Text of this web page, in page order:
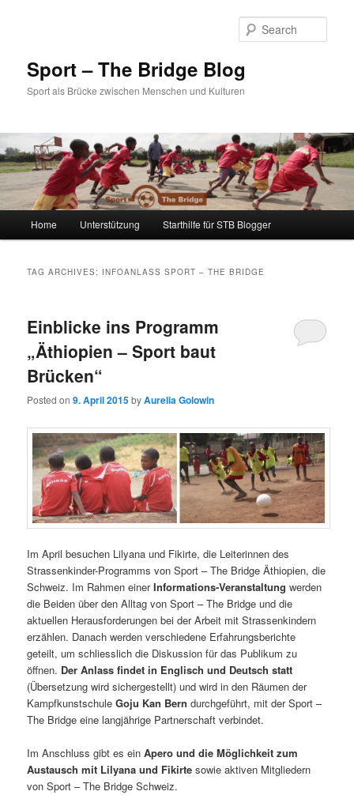
Sport – The Bridge Blog
Sport als Brücke zwischen Menschen und Kulturen
Skip to primary content
Skip to secondary content
Home Unterstützung Starthilfe für STB Blogger
TAG ARCHIVES: INFOANLASS SPORT – THE BRIDGE
Einblicke ins Programm
„Äthiopien – Sport baut
Brücken“
Posted on9. April 2015byAurelia Golowin
Im April besuchen Lilyana und Fikirte, die Leiterinnen des
Strassenkinder-Programms von Sport – The Bridge Äthiopien, die
Schweiz. Im Rahmen einerInformations-Veranstaltung werden
die Beiden über den Alltag von Sport – The Bridge und die
aktuellen Herausforderungen bei der Arbeit mit Strassenkindern
erzählen. Danach werden verschiedene Erfahrungsberichte
geteilt, um schliesslich die Diskussion für das Publikum zu
öffnen. Der Anlass findet in Englisch und Deutsch statt
(Übersetzung wird sichergestellt) und wird in den Räumen der
KampfkunstschuleGoju Kan Bern durchgeführt, mit der Sport –
The Bridge eine langjährige Partnerschaft verbindet.
Im Anschluss gibt es einApero und die Möglichkeit zum
Austausch mit Lilyana und Fikirte sowie aktiven Mitgliedern
von Sport – The Bridge Schweiz.